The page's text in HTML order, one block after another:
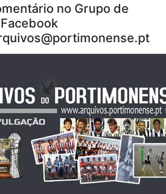
no Grupo de
Facebook